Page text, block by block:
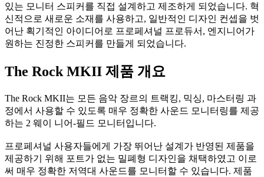
있는 모니터 스피커를 직접 설계하고 제조하게 되었습니다. 혁
신적으로 새로운 소재를 사용하고, 일반적인 디자인 컨셉을 벗
어난 획기적인 아이디어로 프로페셔널 프로듀서, 엔지니어가
원하는 진정한 스피커를 만들게 되었습니다.
The Rock MKII 제품 개요
The Rock MKII는 모든 음악 장르의 트랙킹, 믹싱, 마스터링 과
정에서 사용할 수 있도록 매우 정확한 사운드 모니터링를 제공
하는 2 웨이 니어-필드 모니터입니다.
프로페셔널 사용자들에게 가장 뛰어난 설계가 반영된 제품을
제공하기 위해 포트가 없는 밀폐형 디자인을 채택하였고 이로
써 매우 정확한 저역대 사운드를 모니터할 수 있습니다. 제품